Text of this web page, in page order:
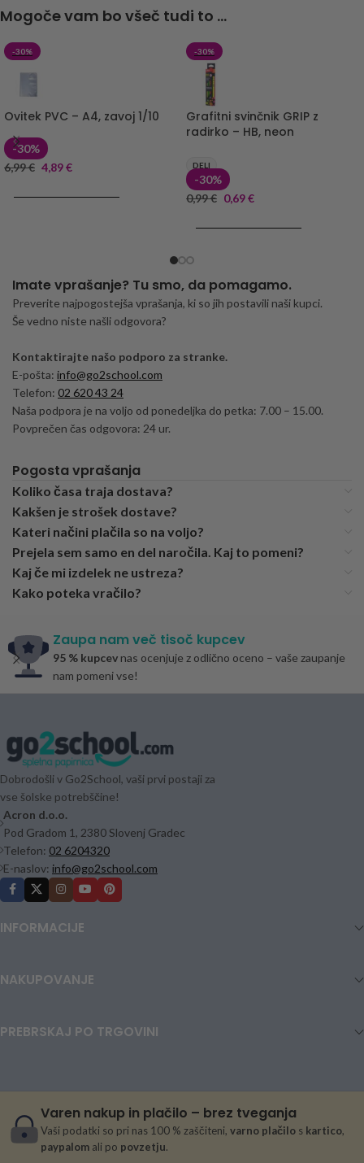
Mogoče vam bo všeč tudi to ...
-30%
Ovitek PVC – A4, zavoj 1/10
-30%
6,99€ 4,89€
-30%
Grafitni svinčnik GRIP z
radirko – HB, neon
DELI
-30%
0,99€ 0,69€
Imate vprašanje? Tu smo, da pomagamo.
Preverite najpogostejša vprašanja, ki so jih postavili naši kupci.
Še vedno niste našli odgovora?
Kontaktirajte našo podporo za stranke.
E-pošta: info@go2school.com
Telefon: 02 620 43 24
Naša podpora je na voljo od ponedeljka do petka: 7.00 – 15.00.
Povprečen čas odgovora: 24 ur.
Pogosta vprašanja
Koliko časa traja dostava?
Kakšen je strošek dostave?
Kateri načini plačila so na voljo?
Prejela sem samo en del naročila. Kaj to pomeni?
Kaj če mi izdelek ne ustreza?
Kako poteka vračilo?
Zaupa nam več tisoč kupcev
95 % kupcev nas ocenjuje z odlično oceno – vaše zaupanje
nam pomeni vse!
Dobrodošli v Go2School, vaši prvi postaji za
vse šolske potrebščine!
Acron d.o.o.
Pod Gradom 1, 2380 Slovenj Gradec
Telefon: 02 6204320
E-naslov: info@go2school.com
INFORMACIJE
NAKUPOVANJE
PREBRSKAJ PO TRGOVINI
Varen nakup in plačilo – brez tveganja
Vaši podatki so pri nas 100 % zaščiteni, varno plačilo s kartico,
paypalom ali po povzetju.